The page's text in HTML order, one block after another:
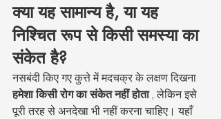
क्या यह सामान्य है, या यह
निश्चित रूप से किसी समस्या का
संकेत है?
नसबंदी किए गए कुत्ते में मदचक्र के लक्षण दिखना
हमेशा किसी रोग का संकेत नहीं होता , लेकिन इसे
पूरी तरह से अनदेखा भी नहीं करना चाहिए। यहाँ